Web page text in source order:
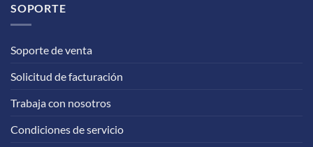
SOPORTE
Soporte de venta
Solicitud de facturación
Trabaja con nosotros
Condiciones de servicio